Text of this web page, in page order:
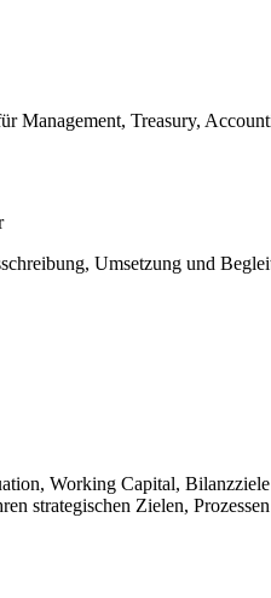
Management, Treasury,
Umsetzung und
Working Capital,
strategischen Zielen,